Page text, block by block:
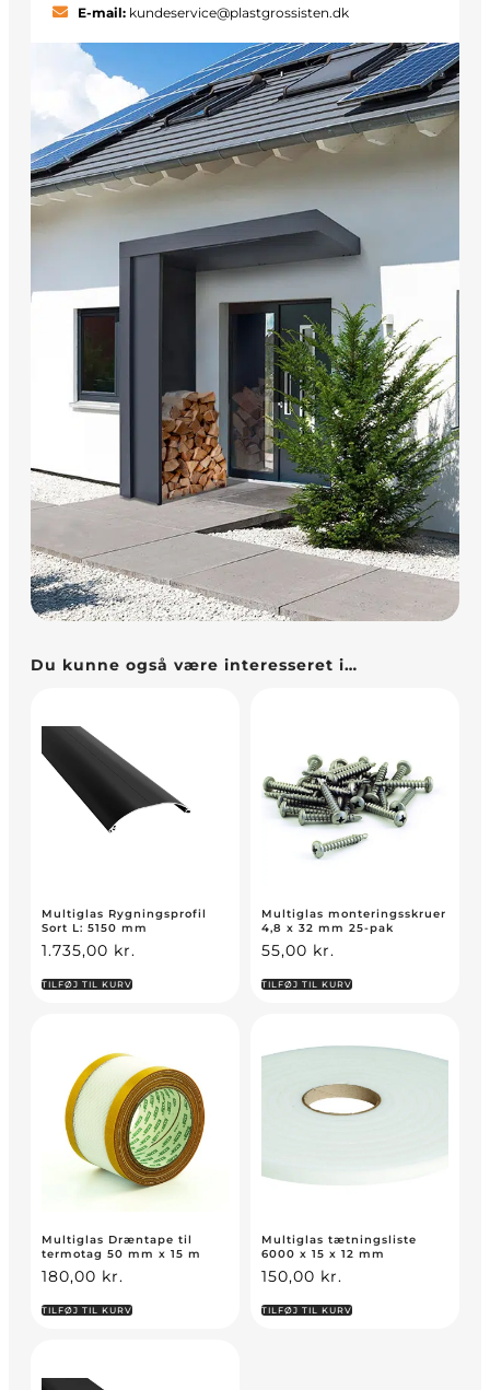
E-mail: kundeservice@plastgrossisten.dk
Du kunne også være interesseret i…
Multiglas Rygningsprofil
Sort L: 5150 mm
1.735,00 kr.
TILFØJ TIL KURV
Multiglas monteringsskruer
4,8 x 32 mm 25-pak
55,00 kr.
TILFØJ TIL KURV
Multiglas Dræntape til
termotag 50 mm x 15 m
180,00 kr.
TILFØJ TIL KURV
Multiglas tætningsliste
6000 x 15 x 12 mm
150,00 kr.
TILFØJ TIL KURV